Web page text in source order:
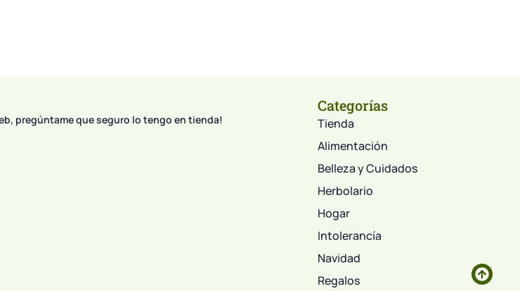
pregúntame que seguro lo tengo en tienda!
Categorías
Tienda
Alimentación
Belleza y Cuidados
Herbolario
Hogar
Intolerancía
Navidad
Regalos